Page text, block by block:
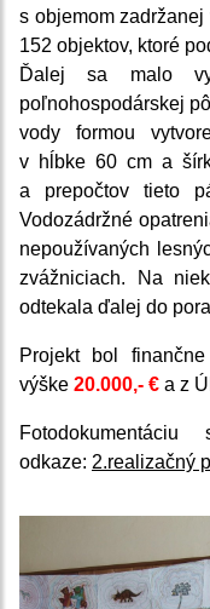
s objemom
152 objektov, ktoré
Ďalej sa malo
poľnohospodárskej
vody formou
v hĺbke 60 cm a
a prepočtov tieto
Vodozádržné
nepoužívaných
zvážniciach. Na
odtekala ďalej do
Projekt bol
výške 20.000,- € a z
odkaze: 2.realizačný